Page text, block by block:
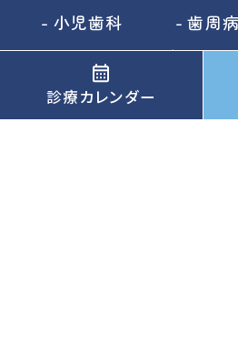
小児歯科
ホワイトニング
矯正歯科
審美歯科
歯周
イン
根管
入れ
診療カレンダー